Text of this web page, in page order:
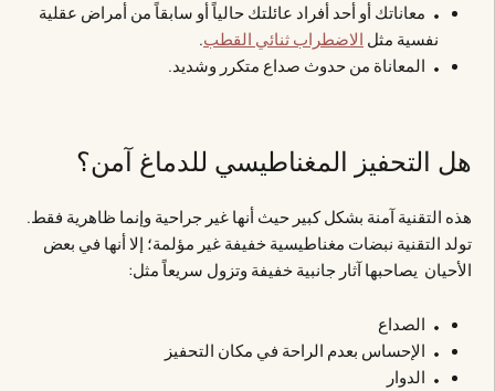
معاناتك أو أحد أفراد عائلتك حالياً أو سابقاً من أمراض عقلية
نفسية مثل الاضطراب ثنائي القطب.
المعاناة من حدوث صداع متكرر وشديد.
هل التحفيز المغناطيسي للدماغ آمن؟
هذه التقنية آمنة بشكل كبير حيث أنها غير جراحية وإنما ظاهرية فقط.
تولد التقنية نبضات مغناطيسية خفيفة غير مؤلمة؛ إلا أنها في بعض
الأحيان يصاحبها آثار جانبية خفيفة وتزول سريعاً مثل:
الصداع
الإحساس بعدم الراحة في مكان التحفيز
الدوار